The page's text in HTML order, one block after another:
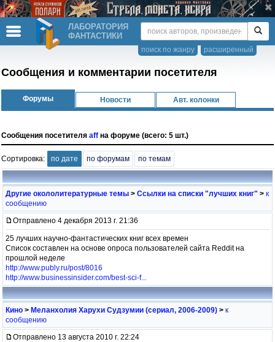
ЛАБОРАТОРИЯ
ФАНТАСТИКИ
расширенный
поиск по жанру
Сообщения и комментарии посетителя
Форумы Новости Авт. колонки
Сообщения посетителя aff на форуме (всего: 5 шт.)
Сортировка: по дате по форумам по темам
Другие окололитературные темы > Ссылки на списки "лучших книг" > к
сообщению
Отправлено 4 декабря 2013 г. 21:36
25 лучших научно-фантастических книг всех времен
Список составлен на основе опроса пользователей сайта Reddit на
прошлой неделе
http://www.publy.ru/post/8016
http://www.businessinsider.com/best-sci-f...
Кино > Меланхолия Харухи Судзумии (сериал, 2006-2009) > к
сообщению
Отправлено 13 августа 2010 г. 22:24